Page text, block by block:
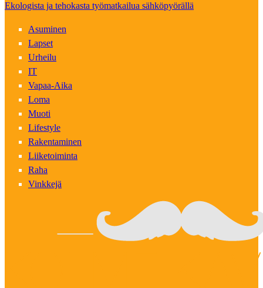
Ekologista ja tehokasta työmatkailua sähköpyörällä
Asuminen
Lapset
Urheilu
IT
Vapaa-Aika
Loma
Muoti
Lifestyle
Rakentaminen
Liiketoiminta
Raha
Vinkkejä